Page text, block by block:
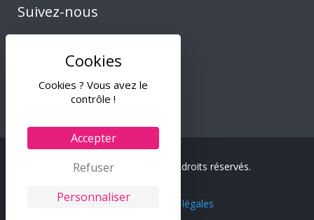
Cookies ? Vous avez le
contrôle !
Accepter
Refuser
Personnaliser
Suivez-nous
© 2024 Tiss & Co – Tous droits réservés.
C.G.V.– Mentions légales